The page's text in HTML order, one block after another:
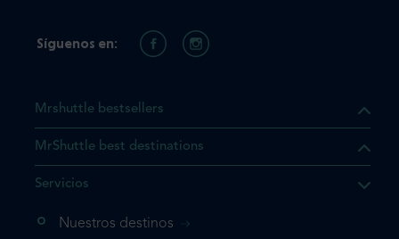
el producto que busca ya
vaya directamente a su
Mrshuttle bestsellers
MrShuttle best destinations
Servicios
Nuestros destinos
Síguenos en: